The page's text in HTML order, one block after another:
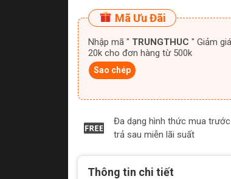
Mã Ưu Đãi
Nhập mã " TRUNGTHUC " Giảm giá
20k cho đơn hàng từ 500k
Sao chép
Đa dạng hình thức mua trước
trả sau miễn lãi suất
Thông tin chi tiết